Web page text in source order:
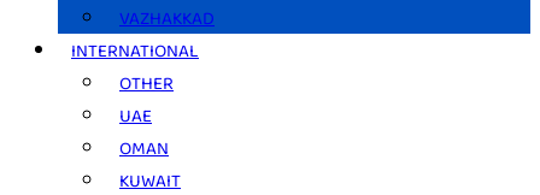
VAZHAKKAD
INTERNATIONAL
OTHER
UAE
OMAN
KUWAIT